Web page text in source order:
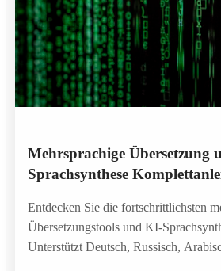
Mehrsprachige Übersetzung
Sprachsynthese
Entdecken Sie die fortschrittlichsten
Übersetzungstools und KI-
Unterstützt Deutsch, Russisch,